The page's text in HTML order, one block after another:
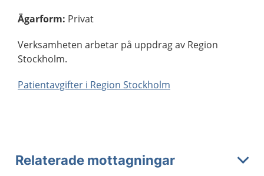
Ägarform: Privat
Verksamheten arbetar på uppdrag av Region
Stockholm.
Patientavgifter i Region Stockholm
Relaterade mottagningar